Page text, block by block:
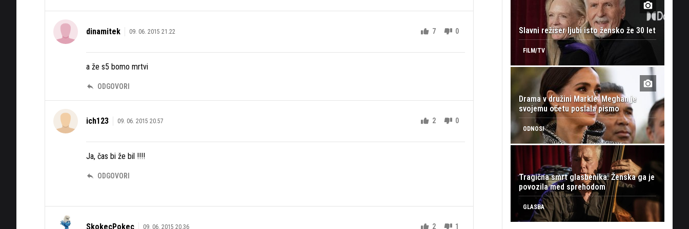
dinamitek 09. 06. 2015 21.22 7 0
a že s5 bomo mrtvi
ODGOVORI
ich123 09. 06. 2015 20.57 2 0
Ja, čas bi že bil !!!!
ODGOVORI
SkokecPokec 09. 06. 2015 20.36 2 1
Slavni režiser ljubi isto žensko že 30 let
FILM/TV
Drama v družini Markle: Meghan je
svojemu očetu poslala pismo
ODNOSI
Tragična smrt glasbenika: Ženska ga je
povozila med sprehodom
GLASBA